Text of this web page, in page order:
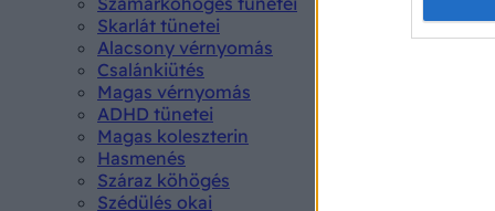
Skarlát tünetei
Alacsony vérnyomás
Csalánkiütés
Magas vérnyomás
ADHD tünetei
Magas koleszterin
Hasmenés
Száraz köhögés
Szédülés okai